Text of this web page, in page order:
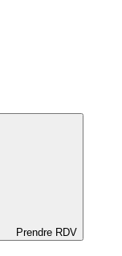
Prendre RDV